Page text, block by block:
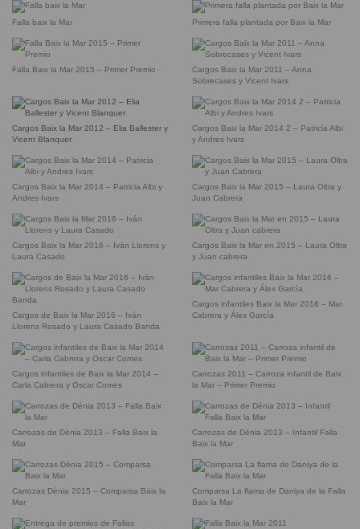
Falla baix la Mar Primera falla plantada por Baix la Mar
Falla Baix la Mar 2015 – Primer Premio
Cargos Baix la Mar 2011 – Anna
Sobrecases y Vicent Ivars
Cargos Baix la Mar 2012 – Elia Ballester y
Vicent Blanquer
Cargos Baix la Mar 2014 2 – Patricia Albi
y Andres Ivars
Cargos Baix la Mar 2014 – Patricia Albi y
Andres Ivars
Cargos Baix la Mar 2015 – Laura Oltra y
Juan Cabrera
Cargos Baix la Mar 2016 – Iván Llorens y
Laura Casado
Cargos Baix la Mar en 2015 – Laura Oltra
y Juan cabrera
Cargos de Baix la Mar 2016 – Iván
Llorens Rosado y Laura Casado Banda
Cargos infantiles Baix la Mar 2016 – Mar
Cabrera y Álex García
Cargos infantiles de Baix la Mar 2014 –
Carla Cabrera y Oscar Comes
Carrozas 2011 – Carroza infantil de Baix
la Mar – Primer Premio
Carrozas de Dénia 2013 – Falla Baix la
Mar
Carrozas de Dénia 2013 – Infantil Falla
Baix la Mar
Carrozas Dénia 2015 – Comparsa Baix la
Mar
Comparsa La flama de Daniya de la Falla
Baix la Mar